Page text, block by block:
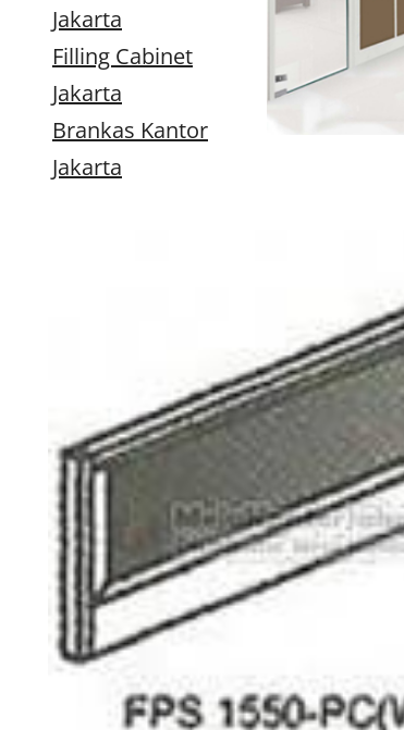
Jakarta
Filling Cabinet
Jakarta
Brankas Kantor
Jakarta